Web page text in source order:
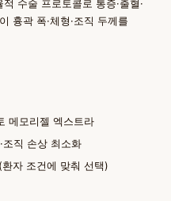
수술 프로토콜로 통증·출혈·
흉곽 폭·체형·조직 두께를
메모리젤 엑스트라
직 손상 최소화
자 조건에 맞춰 선택)